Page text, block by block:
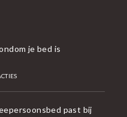
je bed is
past bij